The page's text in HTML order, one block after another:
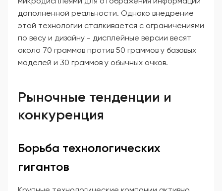
дополненной реальности. Однако внедрение
этой технологии сталкивается с ограничениями
по весу и дизайну - дисплейные версии весят
около 70 граммов против 50 граммов у базовых
моделей и 30 граммов у обычных очков.
Рыночные тенденции и
конкуренция
Борьба технологических
гигантов